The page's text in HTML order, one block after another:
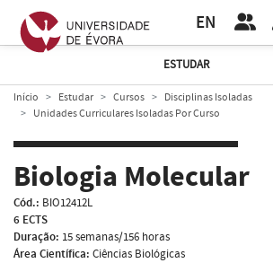
EN
ESTUDAR
Início Estudar Cursos
Disciplinas Isoladas
Unidades Curriculares Isoladas Por Curso
Biologia Molecular
Cód.: BIO12412L
6 ECTS
Duração: 15 semanas/156 horas
Área Científica: Ciências Biológicas